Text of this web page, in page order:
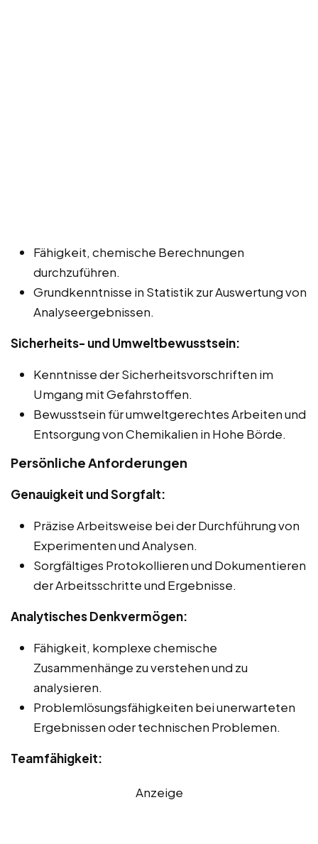
Fähigkeit, chemische Berechnungen
durchzuführen.
Grundkenntnisse in Statistik zur Auswertung von
Analyseergebnissen.
Sicherheits- und Umweltbewusstsein:
Kenntnisse der Sicherheitsvorschriften im
Umgang mit Gefahrstoffen.
Bewusstsein für umweltgerechtes Arbeiten und
Entsorgung von Chemikalien in Hohe Börde.
Persönliche Anforderungen
Genauigkeit und Sorgfalt:
Präzise Arbeitsweise bei der Durchführung von
Experimenten und Analysen.
Sorgfältiges Protokollieren und Dokumentieren
der Arbeitsschritte und Ergebnisse.
Analytisches Denkvermögen:
Fähigkeit, komplexe chemische
Zusammenhänge zu verstehen und zu
analysieren.
Problemlösungsfähigkeiten bei unerwarteten
Ergebnissen oder technischen Problemen.
Teamfähigkeit:
Anzeige